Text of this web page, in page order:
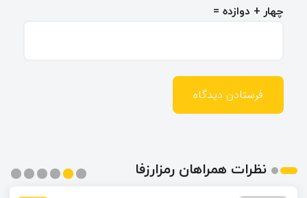
چهار + دوازده =
نظرات همراهان رمزارزفا